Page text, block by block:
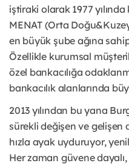
iştiraki olarak 1977
MENAT (Orta
en büyük şube ağına
Özellikle kurumsal
özel bankacılığa
bankacılık alanlarında
2013 yılından bu yana
sürekli değişen ve gelişen
hızla ayak uyduruyor,
Her zaman güvene